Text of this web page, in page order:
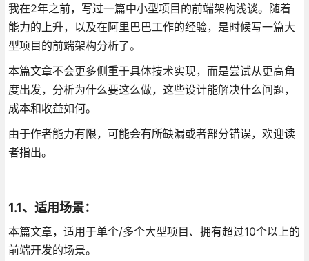
我在2年之前，写过一篇中小型项目的前端架构浅谈。随着
能力的上升，以及在阿里巴巴工作的经验，是时候写一篇大
型项目的前端架构分析了。
本篇文章不会更多侧重于具体技术实现，而是尝试从更高角
度出发，分析为什么要这么做，这些设计能解决什么问题，
成本和收益如何。
由于作者能力有限，可能会有所缺漏或者部分错误，欢迎读
者指出。
1.1、适用场景：
本篇文章，适用于单个/多个大型项目、拥有超过10个以上的
前端开发的场景。